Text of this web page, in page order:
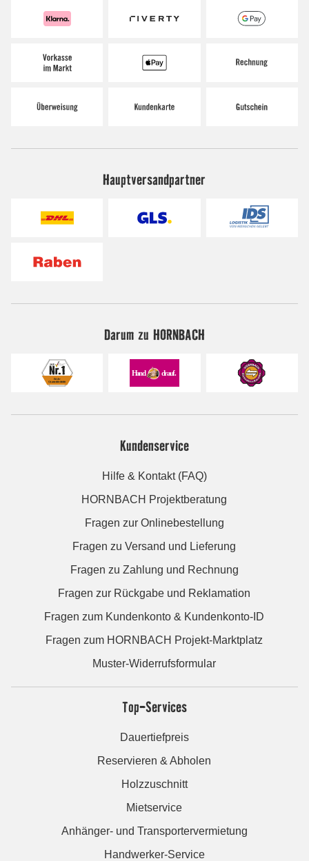
Hauptversandpartner
Darum zu HORNBACH
Kundenservice
Hilfe & Kontakt (FAQ)
HORNBACH Projektberatung
Fragen zur Onlinebestellung
Fragen zu Versand und Lieferung
Fragen zu Zahlung und Rechnung
Fragen zur Rückgabe und Reklamation
Fragen zum Kundenkonto & Kundenkonto-ID
Fragen zum HORNBACH Projekt-Marktplatz
Muster-Widerrufsformular
Top-Services
Dauertiefpreis
Reservieren & Abholen
Holzzuschnitt
Mietservice
Anhänger- und Transportervermietung
Handwerker-Service